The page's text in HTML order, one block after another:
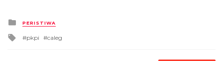
Posted
in
PERISTIWA
Tagged
pkpi caleg